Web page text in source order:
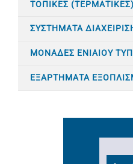
ΤΟΠΙΚΕΣ
ΣΥΣΤΗΜΑΤΑ
ΜΟΝΑΔΕΣ ΕΝΙΑΙΟΥ
ΕΞΑΡΤΗΜΑΤΑ